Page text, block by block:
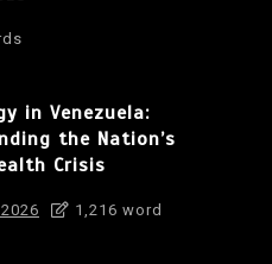
in Venezuela:
the Nation’s
Crisis
1,216 word